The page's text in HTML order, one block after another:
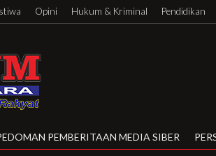
Opini Hukum & Kriminal Pendidikan
PEMBERITAAN MEDIA SIBER